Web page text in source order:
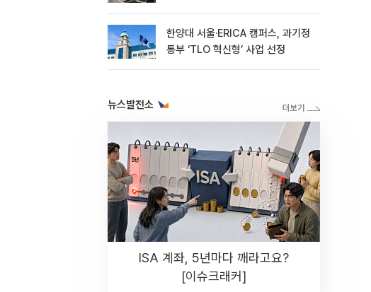
한양대 서울·ERICA 캠퍼스, 과기정
통부 ‘TLO 혁신형’ 사업 선정
뉴스발전소
ISA 계좌, 5년마다 깨라고요?
[이슈크래커]